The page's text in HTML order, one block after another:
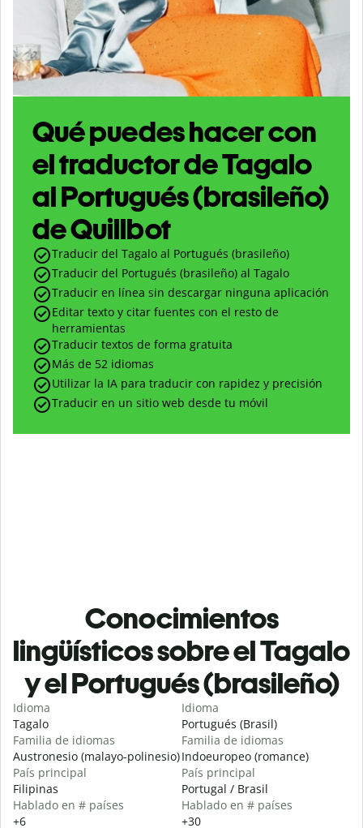
Qué puedes hacer con
el traductor de Tagalo
al Portugués (brasileño)
de Quillbot
Traducir del Tagalo al Portugués (brasileño)
Traducir del Portugués (brasileño) al Tagalo
Traducir en línea sin descargar ninguna aplicación
Editar texto y citar fuentes con el resto de
herramientas
Traducir textos de forma gratuita
Más de 52 idiomas
Utilizar la IA para traducir con rapidez y precisión
Traducir en un sitio web desde tu móvil
Conocimientos
lingüísticos sobre el Tagalo
y el Portugués (brasileño)
Idioma
Tagalo
Familia de idiomas
Austronesio (malayo-polinesio)
País principal
Filipinas
Hablado en # países
+6
Idioma
Portugués (Brasil)
Familia de idiomas
Indoeuropeo (romance)
País principal
Portugal / Brasil
Hablado en # países
+30